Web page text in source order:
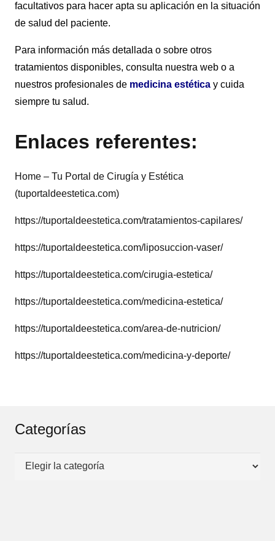
facultativos para hacer apta su aplicación en la situación
de salud del paciente.
Para información más detallada o sobre otros
tratamientos disponibles, consulta nuestra web o a
nuestros profesionales de medicina estética y cuida
siempre tu salud.
Enlaces referentes:
Home – Tu Portal de Cirugía y Estética
(tuportaldeestetica.com)
https://tuportaldeestetica.com/tratamientos-capilares/
https://tuportaldeestetica.com/liposuccion-vaser/
https://tuportaldeestetica.com/cirugia-estetica/
https://tuportaldeestetica.com/medicina-estetica/
https://tuportaldeestetica.com/area-de-nutricion/
https://tuportaldeestetica.com/medicina-y-deporte/
Categorías
Categorías